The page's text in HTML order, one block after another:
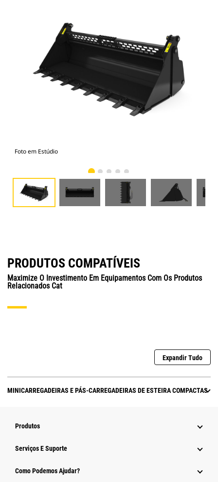
Foto em Estúdio
PRODUTOS COMPATÍVEIS
Maximize O Investimento Em Equipamentos Com Os Produtos
Relacionados Cat
Expandir Tudo
MINICARREGADEIRAS E PÁS-CARREGADEIRAS DE ESTEIRA COMPACTAS
Produtos
Serviços E Suporte
Como Podemos Ajudar?